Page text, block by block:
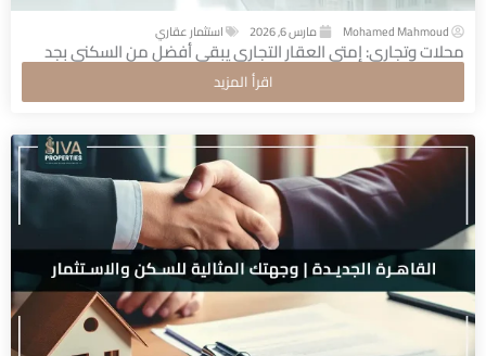
Mohamed Mahmoud مارس 6, 2026 استثمار عقاري
محلات وتجاري: إمتى العقار التجاري يبقى أفضل من السكني بجد
اقرأ المزيد